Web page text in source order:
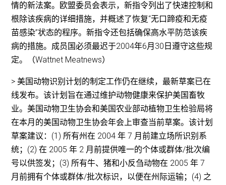
情的新法案。欧盟委员会表示，新指令列出了快速控制和
根除该疾病的详细措施，并概述了恢复“无口蹄疫和无疫
苗感染”状态的程序。新指令还包括确保高水平防范该疾
病的措施。成员国必须最迟于2004年6月30日遵守这些规
定。（Wattnet Meatnews）
> 美国动物识别计划的制定工作仍在继续，最新草案已在
线发布。该计划旨在通过维护动物健康来保护美国畜牧
业。美国动物卫生协会和美国农业部动植物卫生检验局将
在本月的美国动物卫生协会年会上审查当前草案。该计划
草案建议：(1) 所有州在 2004 年 7 月前建立场所识别系
统；(2) 在 2005 年 2 月前提供唯一的个体或群体/批次编
号以供签发；(3) 所有牛、猪和小反刍动物在 2005 年 7
月前拥有个体或群体/批次标识，以便在州际运输；(4) 之